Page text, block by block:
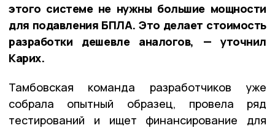
этого системе не нужны большие мощности
для подавления БПЛА. Это делает стоимость
разработки дешевле аналогов, — уточнил
Карих.
Тамбовская команда разработчиков уже
собрала опытный образец, провела ряд
тестирований и ищет финансирование для